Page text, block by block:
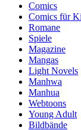
Comics
Comics für
Romane
Spiele
Magazine
Mangas
Light Novels
Manhwa
Manhua
Webtoons
Young Adult
Bildbände